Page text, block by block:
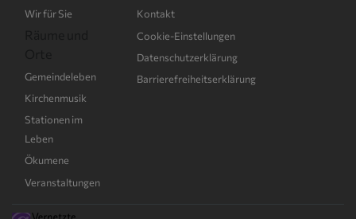
Wir für Sie
Gemeindeleben
Kirchenmusik
Stationen im
Leben
Ökumene
Veranstaltungen
Kontakt
Cookie-Einstellungen
Datenschutzerklärung
Barrierefreiheitserklärung